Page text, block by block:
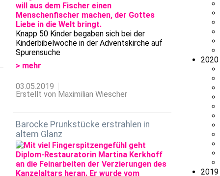
Knapp 50 Kinder begaben sich bei der
Kinderbibelwoche in der Adventskirche auf
Spurensuche
> mehr
03.05.2019
Erstellt von Maximilian Wiescher
Barocke Prunkstücke erstrahlen in
altem Glanz
2020
2019